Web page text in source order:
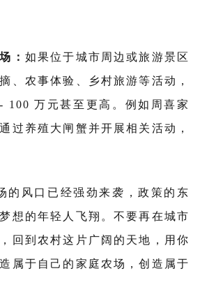
： 如果位于城市周边或旅游景区
、农事体验、乡村旅游等活动，
100 万元甚至更高。例如周喜家
过养殖大闸蟹并开展相关活动，
的风口已经强劲来袭，政策的东
想的年轻人飞翔。不要再在城市
回到农村这片广阔的天地，用你
属于自己的家庭农场，创造属于